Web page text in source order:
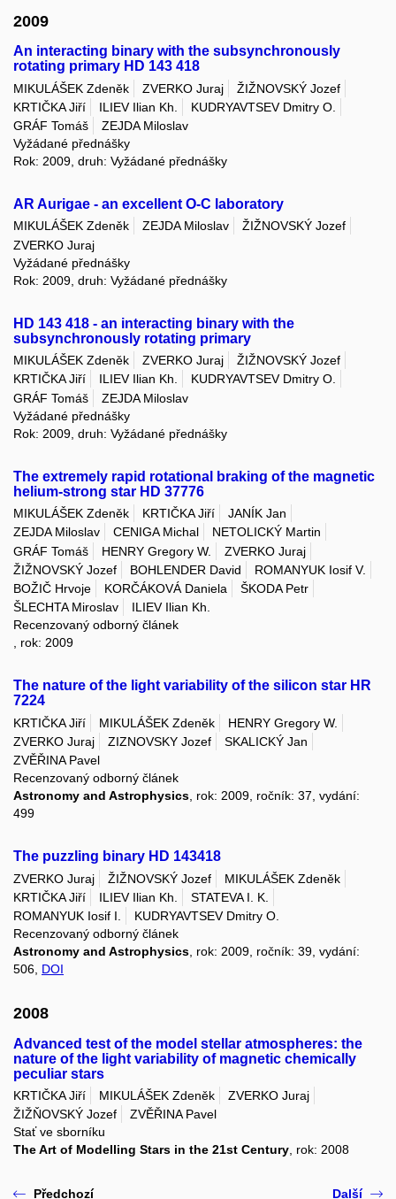
2009
An interacting binary with the subsynchronously
rotating primary HD 143 418
MIKULÁŠEK Zdeněk ZVERKO Juraj
ŽIŽNOVSKÝ Jozef
KRTIČKA Jiří
ILIEV Ilian Kh.
KUDRYAVTSEV Dmitry O.
GRÁF Tomáš
ZEJDA Miloslav
Vyžádané přednášky
Rok: 2009, druh: Vyžádané přednášky
AR Aurigae - an excellent O-C laboratory
MIKULÁŠEK Zdeněk ZEJDA Miloslav
ŽIŽNOVSKÝ Jozef
ZVERKO Juraj
Vyžádané přednášky
Rok: 2009, druh: Vyžádané přednášky
HD 143 418 - an interacting binary with the
subsynchronously rotating primary
MIKULÁŠEK Zdeněk ZVERKO Juraj
ŽIŽNOVSKÝ Jozef
KRTIČKA Jiří
ILIEV Ilian Kh.
KUDRYAVTSEV Dmitry O.
GRÁF Tomáš
ZEJDA Miloslav
Vyžádané přednášky
Rok: 2009, druh: Vyžádané přednášky
The extremely rapid rotational braking of the magnetic
helium-strong star HD 37776
MIKULÁŠEK Zdeněk KRTIČKA Jiří
JANÍK Jan
ZEJDA Miloslav
CENIGA Michal
NETOLICKÝ Martin
GRÁF Tomáš
HENRY Gregory W.
ZVERKO Juraj
ŽIŽNOVSKÝ Jozef
BOHLENDER David
ROMANYUK Iosif V.
BOŽIČ Hrvoje
KORČÁKOVÁ Daniela
ŠKODA Petr
ŠLECHTA Miroslav
ILIEV Ilian Kh.
Recenzovaný odborný článek
, rok: 2009
The nature of the light variability of the silicon star HR
7224
KRTIČKA Jiří MIKULÁŠEK Zdeněk
HENRY Gregory W.
ZVERKO Juraj
ZIZNOVSKY Jozef
SKALICKÝ Jan
ZVĚŘINA Pavel
Recenzovaný odborný článek
Astronomy and Astrophysics, rok: 2009, ročník: 37, vydání:
499
The puzzling binary HD 143418
ZVERKO Juraj ŽIŽNOVSKÝ Jozef
MIKULÁŠEK Zdeněk
KRTIČKA Jiří
ILIEV Ilian Kh.
STATEVA I. K.
ROMANYUK Iosif I.
KUDRYAVTSEV Dmitry O.
Recenzovaný odborný článek
Astronomy and Astrophysics , rok: 2009, ročník: 39, vydání:
506, DOI
2008
Advanced test of the model stellar atmospheres: the
nature of the light variability of magnetic chemically
peculiar stars
KRTIČKA Jiří MIKULÁŠEK Zdeněk
ZVERKO Juraj
ŽIŽŇOVSKÝ Jozef
ZVĚŘINA Pavel
Stať ve sborníku
The Art of Modelling Stars in the 21st Century , rok: 2008
Předchozí Další